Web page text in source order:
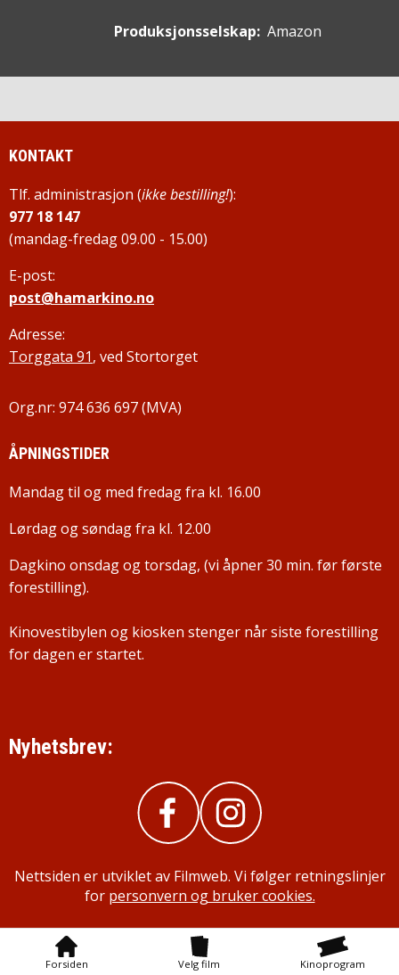
Forsiden Velg film Kinoprogram
Produksjonsselskap: Amazon
KONTAKT
Tlf. administrasjon (ikke bestilling!):
977 18 147
(mandag-fredag 09.00 - 15.00)
E-post:
post@hamarkino.no
Adresse:
Torggata 91, ved Stortorget
Org.nr: 974 636 697 (MVA)
ÅPNINGSTIDER
Mandag til og med fredag fra kl. 16.00
Lørdag og søndag fra kl. 12.00
Dagkino onsdag og torsdag, (vi åpner 30 min. før første
forestilling).
Kinovestibylen og kiosken stenger når siste forestilling
for dagen er startet.
Nyhetsbrev:
Nettsiden er utviklet av Filmweb. Vi følger retningslinjer
for personvern og bruker cookies.